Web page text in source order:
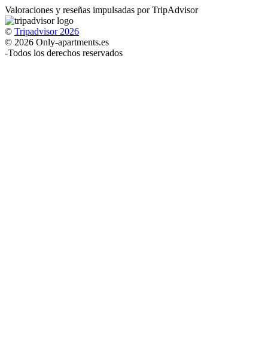
Valoraciones y reseñas impulsadas por TripAdvisor
© Tripadvisor 2026
© 2026 Only-apartments.es
-Todos los derechos reservados